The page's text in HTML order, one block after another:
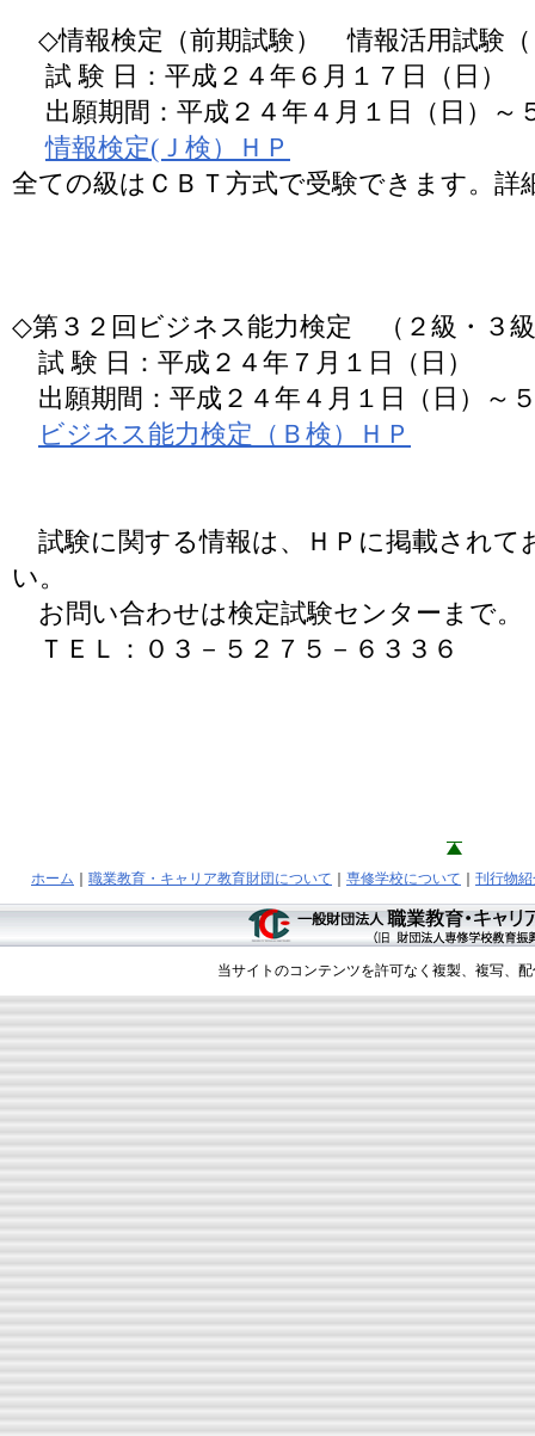
◇情報検定（前期試験） 情報活用試験（
試 験 日：平成２４年６月１７日（日）
出願期間：平成２４年４月１日（日）～
情報検定(Ｊ検）ＨＰ
全ての級はＣＢＴ方式で受験できます。詳
◇第３２回ビジネス能力検定 （２級・３
試 験 日：平成２４年７月１日（日）
出願期間：平成２４年４月１日（日）～
ビジネス能力検定（Ｂ検）ＨＰ
試験に関する情報は、ＨＰに掲載されて
い。
お問い合わせは検定試験センターまで。
ＴＥＬ：０３－５２７５－６３３６
ホーム 職業教育・キャリア教育財団について 専修学校について 刊行物
当サイトのコンテンツを許可なく複製、複写、